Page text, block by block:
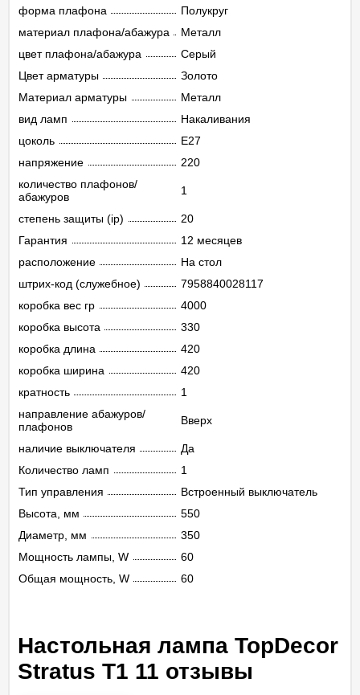
форма плафона
Полукруг
материал плафона/абажура
Металл
цвет плафона/абажура
Серый
Цвет арматуры
Золото
Материал арматуры
Металл
вид ламп
Накаливания
цоколь
E27
напряжение
220
количество плафонов/
абажуров
1
степень защиты (ip)
20
Гарантия
12 месяцев
расположение
На стол
штрих-код (служебное)
7958840028117
коробка вес гр
4000
коробка высота
330
коробка длина
420
коробка ширина
420
кратность
1
направление абажуров/
плафонов
Вверх
наличие выключателя
Да
Количество ламп
1
Тип управления
Встроенный выключатель
Высота, мм
550
Диаметр, мм
350
Мощность лампы, W
60
Общая мощность, W
60
Настольная лампа TopDecor
Stratus T1 11 отзывы